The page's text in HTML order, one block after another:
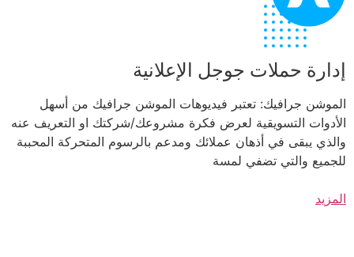
إدارة حملات جوجل الإعلانية
الموشن جرافيك: تعتبر فيديوهات الموشن جرافيك من أسهل
الأدوات التسويقية لعرض فكرة مشروعك/شركتك او التعريف عنه
والذي يبقى في أذهان عملائك ومدعم بالرسوم المتحركة المحببة
للجميع والتي تضفي لمسة
المزيد